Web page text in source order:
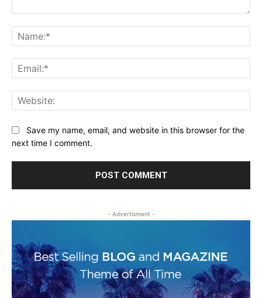
Save my name, email, and website in this browser for the
next time I comment.
- Advertisment -